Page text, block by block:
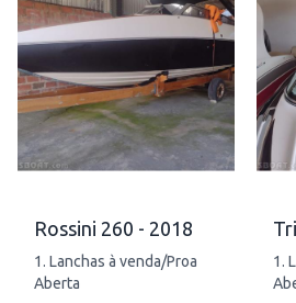
Rossini 260 - 2018
1. Lanchas à venda/Proa
Aberta
1.